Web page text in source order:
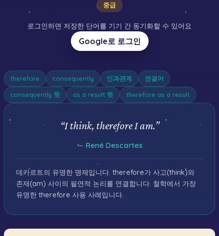
중급
로그인하면 저장한 단어를 기기 간 동기화할 수 있어요
Google로 로그인
therefore consequently 인과관계 연결어
consequently 뜻 as a result 뜻 therefore as a result
“I think, therefore I am.”
— René Descartes
데카르트의 유명한 명제입니다. therefore가 사고(think)와
존재(am) 사이의 필연적 논리를 연결합니다. 철학에서 가장
유명한 therefore 사용 사례입니다.